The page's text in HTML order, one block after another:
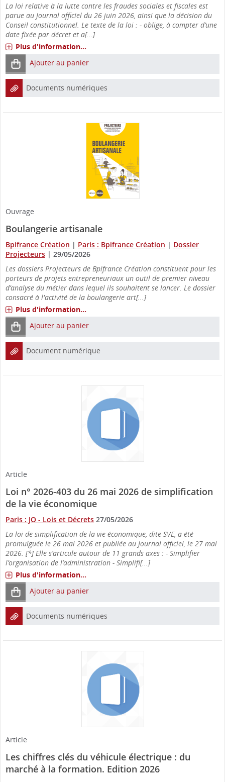
La loi relative à la lutte contre les fraudes sociales et fiscales est
parue au Journal officiel du 26 juin 2026, ainsi que la décision du
Conseil constitutionnel. Le texte de la loi : - oblige, à compter d’une
date fixée par décret et a[...]
Plus d'information...
Ajouter au panier
Documents numériques
Ouvrage
Boulangerie artisanale
Bpifrance Création | Paris : Bpifrance Création | Dossier
Projecteurs | 29/05/2026
Les dossiers Projecteurs de Bpifrance Création constituent pour les
porteurs de projets entrepreneuriaux un outil de premier niveau
d’analyse du métier dans lequel ils souhaitent se lancer. Le dossier
consacré à l'activité de la boulangerie art[...]
Plus d'information...
Ajouter au panier
Document numérique
Article
Loi n° 2026-403 du 26 mai 2026 de simplification
de la vie économique
Paris : JO - Lois et Décrets 27/05/2026
La loi de simplification de la vie économique, dite SVE, a été
promulguée le 26 mai 2026 et publiée au Journal officiel, le 27 mai
2026. [*] Elle s’articule autour de 11 grands axes : - Simplifier
l’organisation de l’administration - Simplifi[...]
Plus d'information...
Ajouter au panier
Documents numériques
Article
Les chiffres clés du véhicule électrique : du
marché à la formation. Edition 2026